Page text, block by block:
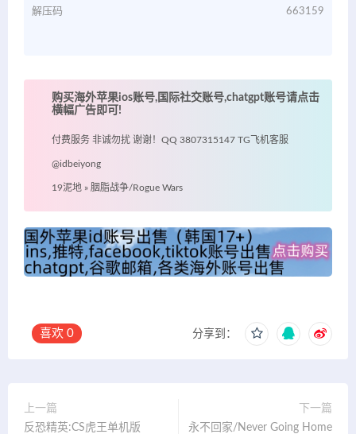
解压码 663159
购买海外苹果ios账号,国际社交账号,chatgpt账号请点击
横幅广告即可!
付费服务 非诚勿扰 谢谢！QQ 3807315147 TG飞机客服
@idbeiyong
19泥地 » 胭脂战争/Rogue Wars
喜欢 0 分享到：
上一篇
反恐精英:CS虎王单机版
下一篇
永不回家/Never Going Home